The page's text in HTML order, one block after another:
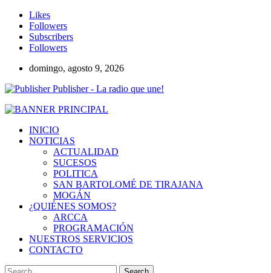
Likes
Followers
Subscribers
Followers
domingo, agosto 9, 2026
Publisher - La radio que une!
INICIO
NOTICIAS
ACTUALIDAD
SUCESOS
POLITICA
SAN BARTOLOMÉ DE TIRAJANA
MOGÁN
¿QUIÉNES SOMOS?
ARCCA
PROGRAMACIÓN
NUESTROS SERVICIOS
CONTACTO